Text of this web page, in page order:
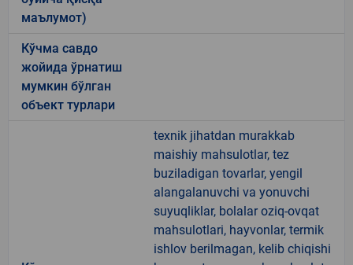
маълумот)
Кўчма савдо
жойида ўрнатиш
мумкин бўлган
объект турлари
texnik jihatdan murakkab
maishiy mahsulotlar, tez
buziladigan tovarlar, yengil
alangalanuvchi va yonuvchi
suyuqliklar, bolalar oziq-ovqat
mahsulotlari, hayvonlar, termik
ishlov berilmagan, kelib chiqishi